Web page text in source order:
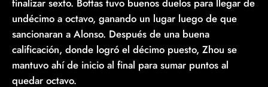
undécimo a octavo, ganando un lugar luego de que
sancionaran a Alonso. Después de una buena
calificación, donde logró el décimo puesto, Zhou se
mantuvo ahí de inicio al final para sumar puntos al
quedar octavo.